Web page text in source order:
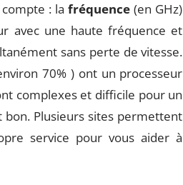
compte : lafréquence (en GHz)
avec une haute fréquence et
sans perte de vitesse.
70% ) ont un processeur
complexes et difficile pour un
bon. Plusieurs sites permettent
service pour vous aider à